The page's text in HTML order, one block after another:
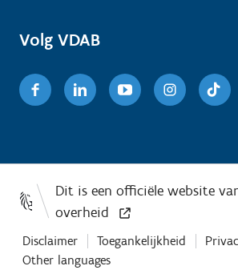
Volg VDAB
FacebookLinkedinYoutube
Disclaimer Toegankelijkheid
Other languages